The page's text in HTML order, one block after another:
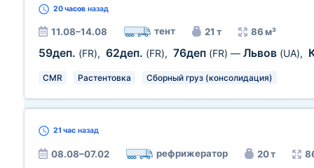
20 часов назад
11.08–14.08 тент 21 т 86 м³
59деп. (FR), 62деп. (FR), 76деп (FR) — Львов (UA),
CMR Растентовка Сборный груз (консолидация)
21 час назад
08.08–07.02 рефрижератор 20 т